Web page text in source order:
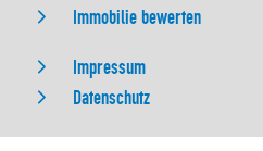
Immobilie bewerten
Impressum
Datenschutz